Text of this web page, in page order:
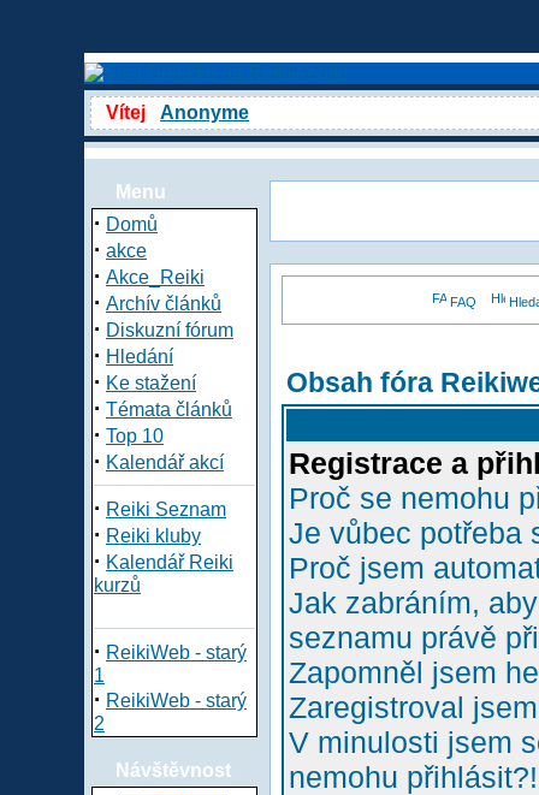
Vítej Anonyme
Menu
· Domů
· akce
· Akce_Reiki
· Archív článků
· Diskuzní fórum
· Hledání
· Ke stažení
· Témata článků
· Top 10
· Kalendář akcí
· Reiki Seznam
· Reiki kluby
· Kalendář Reiki
kurzů
· ReikiWeb - starý
1
· ReikiWeb - starý
2
Návštěvnost
FAQ
Obsah fóra
Registrace a
Proč se nemohu
Je vůbec potřeba
Proč jsem
Jak zabráním,
seznamu právě
Zapomněl jsem
Zaregistroval
V minulosti jsem
nemohu přihlásit?!